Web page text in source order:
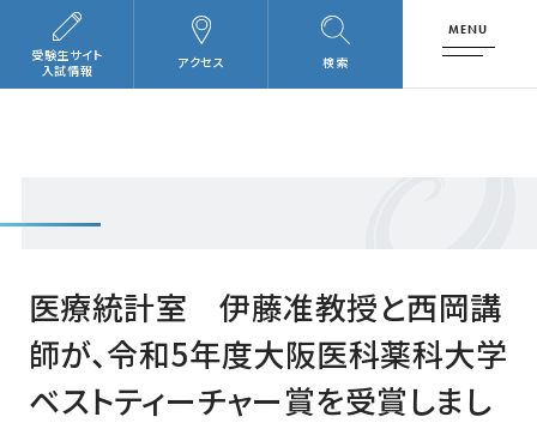
検索
アクセス
受験生サイト
入試情報
MENU
医療統計室 伊藤准教授と西岡講
師が、令和5年度大阪医科薬科大学
ベストティーチャー賞を受賞しまし